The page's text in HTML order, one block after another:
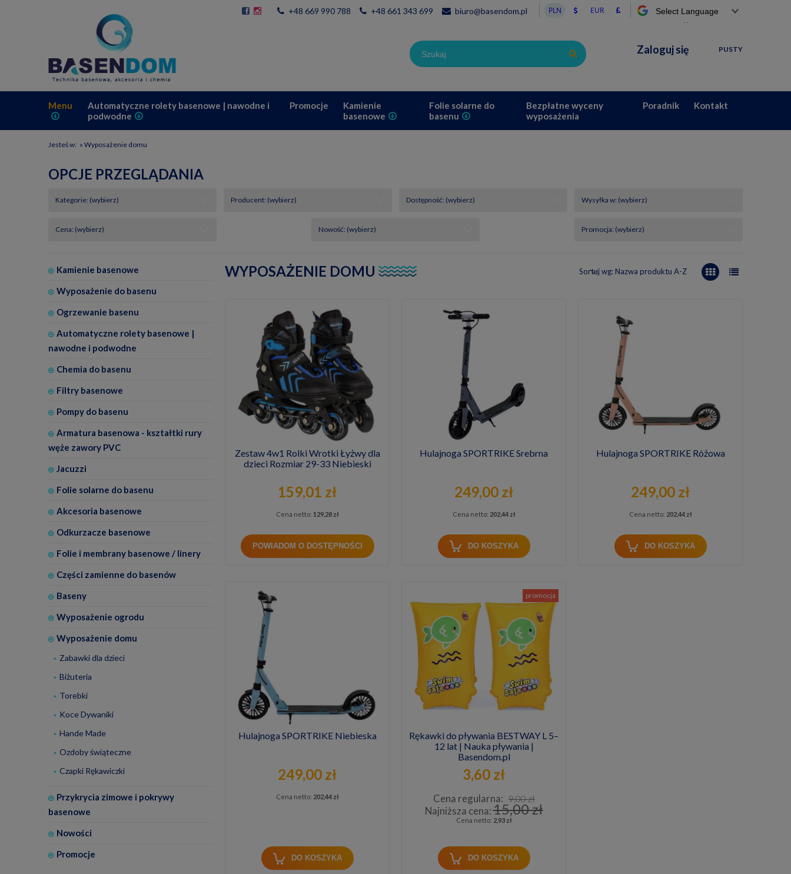
Powered by
+48 669 990 788 +48 661 343 699 biuro@basendom.pl
PUSTY
Zaloguj się
Menu
Automatyczne rolety basenowe | nawodne i
podwodne
Promocje
Kamienie
basenowe
Folie solarne do
basenu
Bezpłatne wyceny
wyposażenia
Poradnik Kontakt
Jesteś w: » Wyposażenie domu
OPCJE PRZEGLĄDANIA
Kategorie: (wybierz) Producent: (wybierz) Dostępność: (wybierz) Wysyłka w: (wybierz)
Cena: (wybierz) Nowość: (wybierz) Promocja: (wybierz)
Kamienie basenowe
Wyposażenie do basenu
Ogrzewanie basenu
Automatyczne rolety basenowe |
nawodne i podwodne
Chemia do basenu
Filtry basenowe
Pompy do basenu
Armatura basenowa - kształtki rury
węże zawory PVC
Jacuzzi
Folie solarne do basenu
Akcesoria basenowe
Odkurzacze basenowe
Folie i membrany basenowe / linery
Części zamienne do basenów
Baseny
Wyposażenie ogrodu
Wyposażenie domu
Zabawki dla dzieci
Biżuteria
Torebki
Koce Dywaniki
Hande Made
Ozdoby świąteczne
Czapki Rękawiczki
Przykrycia zimowe i pokrywy
basenowe
Nowości
Promocje
WYPOSAŻENIE DOMU Sortuj wg:Nazwa produktu A-Z
Zestaw 4w1 Rolki Wrotki Łyżwy dla
dzieci Rozmiar 29-33 Niebieski
159,01 zł
Cena netto: 129,28 zł
POWIADOM O DOSTĘPNOŚCI
Hulajnoga SPORTRIKE Srebrna
249,00 zł
Cena netto: 202,44 zł
DO KOSZYKA
Hulajnoga SPORTRIKE Różowa
249,00 zł
Cena netto: 202,44 zł
DO KOSZYKA
Hulajnoga SPORTRIKE Niebieska
249,00 zł
Cena netto: 202,44 zł
DO KOSZYKA
Rękawki do pływania BESTWAY L 5–
12 lat | Nauka pływania |
Basendom.pl
3,60 zł
Cena regularna: 9,00 zł
Najniższa cena:15,00 zł
Cena netto: 2,93 zł
DO KOSZYKA
promocja